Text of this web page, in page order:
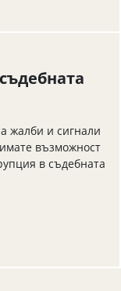
жалби и сигнали
възможност
в съдебната